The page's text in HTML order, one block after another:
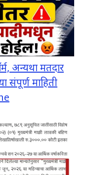
अन्यथा मतदार
संपूर्ण माहिती